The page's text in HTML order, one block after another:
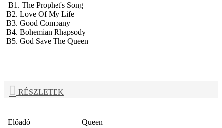
B1. The Prophet's Song
B2. Love Of My Life
B3. Good Company
B4. Bohemian Rhapsody
B5. God Save The Queen
RÉSZLETEK
Előadó
Queen